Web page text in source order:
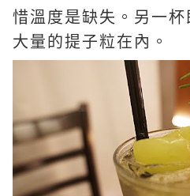
惜溫度是缺失。另一杯
大量的提子粒在內。